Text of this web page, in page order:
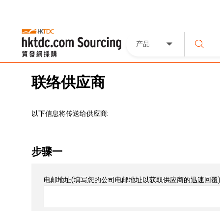
产品
联络供应商
以下信息将传送给供应商:
步骤一
电邮地址(填写您的公司电邮地址以获取供应商的迅速回覆)